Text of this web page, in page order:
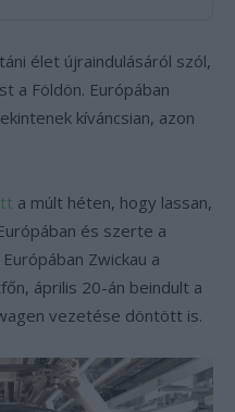
élet újraindulásáról szól,
a Földön. Európában
kíváncsian, azon
a múlt héten, hogy lassan,
és szerte a
Zwickau a
április 20-án beindult a
vezetése döntött is.